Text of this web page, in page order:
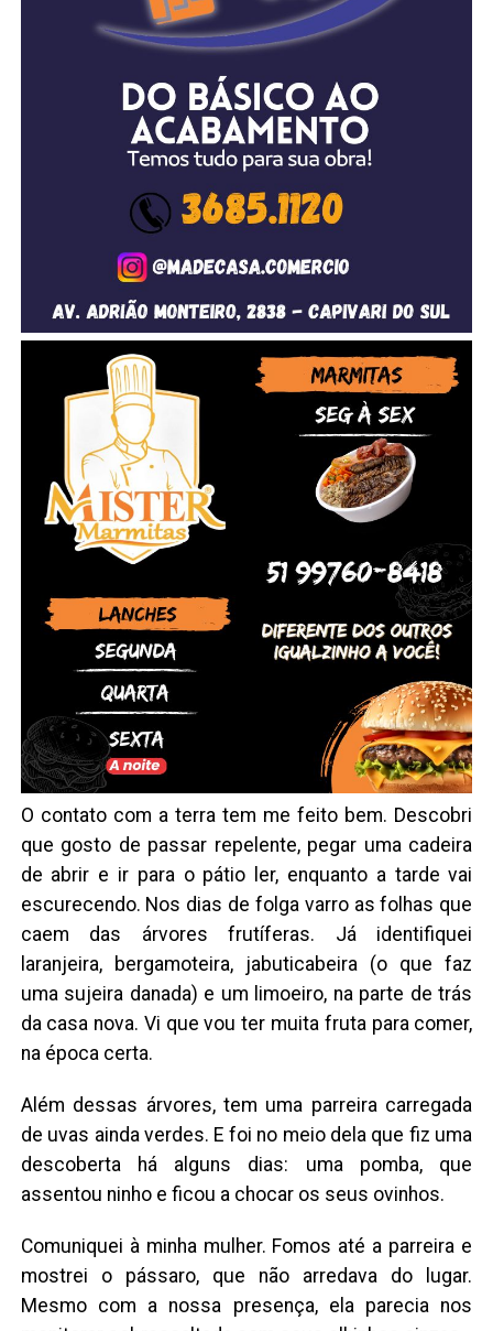
O contato com a terra tem me feito bem. Descobri
que gosto de passar repelente, pegar uma cadeira
de abrir e ir para o pátio ler, enquanto a tarde vai
escurecendo. Nos dias de folga varro as folhas que
caem das árvores frutíferas. Já identifiquei
laranjeira, bergamoteira, jabuticabeira (o que faz
uma sujeira danada) e um limoeiro, na parte de trás
da casa nova. Vi que vou ter muita fruta para comer,
na época certa.
Além dessas árvores, tem uma parreira carregada
de uvas ainda verdes. E foi no meio dela que fiz uma
descoberta há alguns dias: uma pomba, que
assentou ninho e ficou a chocar os seus ovinhos.
Comuniquei à minha mulher. Fomos até a parreira e
mostrei o pássaro, que não arredava do lugar.
Mesmo com a nossa presença, ela parecia nos